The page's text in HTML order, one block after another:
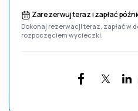
Zarezerwuj teraz i zapłać
Dokonaj rezerwacji teraz, zapłać w
rozpoczęciem wycieczki.